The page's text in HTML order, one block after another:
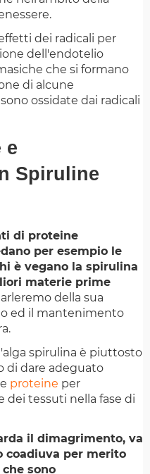
dei radicali per
dell'endotelio
che si formano
di alcune
ossidate dai radicali
e
Spiruline
di proteine
per esempio le
è vegano la spirulina
materie prime
della sua
ed il mantenimento
spirulina è piuttosto
di dare adeguato
proteine per
dei tessuti nella fase di
il dimagrimento, va
coadiuva per merito
sono